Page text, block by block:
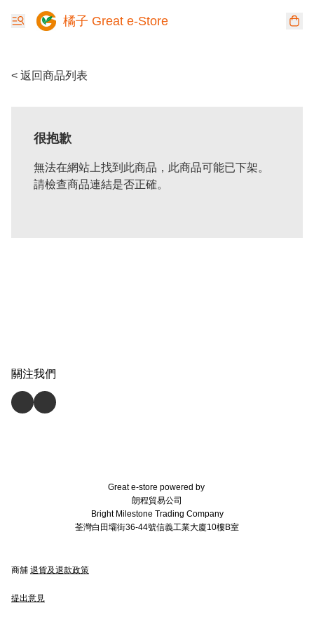
橘子 Great e-Store
< 返回商品列表
很抱歉
無法在網站上找到此商品，此商品可能已下架。
請檢查商品連結是否正確。
關注我們
Great e-store powered by
朗程貿易公司
Bright Milestone Trading Company
荃灣白田壩街36-44號信義工業大廈10樓B室
商舖 退貨及退款政策
提出意見